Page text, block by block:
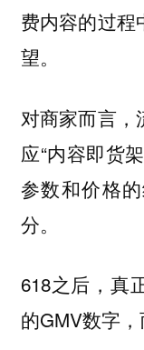
费内容的过程
望。
对商家而言，
应“内容即货
参数和价格
分。
618之后，真
的GMV数字，